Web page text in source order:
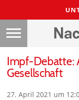
Impf-Debatte:
Gesellschaft
27. April 2021 um